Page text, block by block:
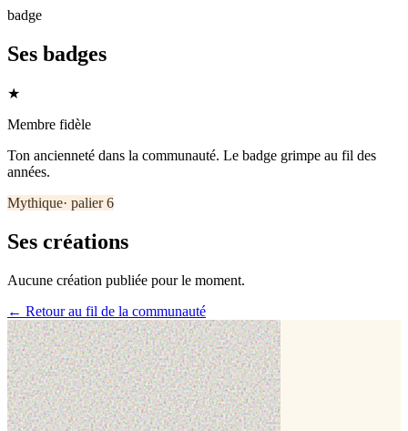
badge
Ses badges
★
Membre fidèle
Ton ancienneté dans la communauté. Le badge grimpe au fil des
années.
Mythique· palier6
Ses créations
Aucune création publiée pour le moment.
← Retour au fil de la communauté